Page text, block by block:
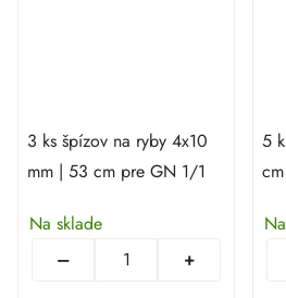
3 ks špízov na ryby 4x10
mm | 53 cm pre GN 1/1
Na sklade
5